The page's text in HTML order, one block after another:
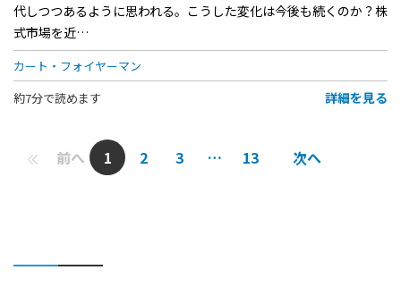
代しつつあるように思われる。こうした変化は今後も続くのか？株
式市場を近…
カート・フォイヤーマン
約7分で読めます
詳細を見る
前へ 1 2 3 … 13 次へ